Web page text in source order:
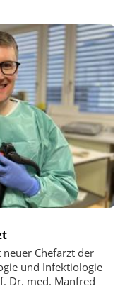
Chefarzt der
und Infektiologie
Dr. med. Manfred